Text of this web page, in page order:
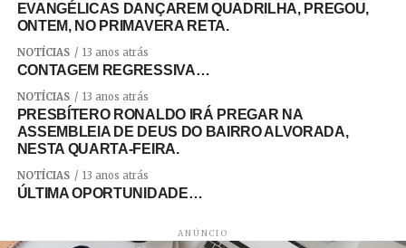
EVANGÉLICAS DANÇAREM QUADRILHA, PREGOU,
ONTEM, NO PRIMAVERA RETA.
NOTÍCIAS 13 anos atrás
CONTAGEM REGRESSIVA…
NOTÍCIAS 13 anos atrás
PRESBÍTERO RONALDO IRÁ PREGAR NA
ASSEMBLEIA DE DEUS DO BAIRRO ALVORADA,
NESTA QUARTA-FEIRA.
NOTÍCIAS 13 anos atrás
ÚLTIMA OPORTUNIDADE…
ANÚNCIO